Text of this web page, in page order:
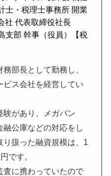
・税理士事務所 開業
代表取締役社長
部 幹事（役員）【税
部長として勤務し、
ビス会社を経営してい
験があり、メガバン
融公庫などの対応をし
り扱った融資規模は、1
です。
査に携わっていたので